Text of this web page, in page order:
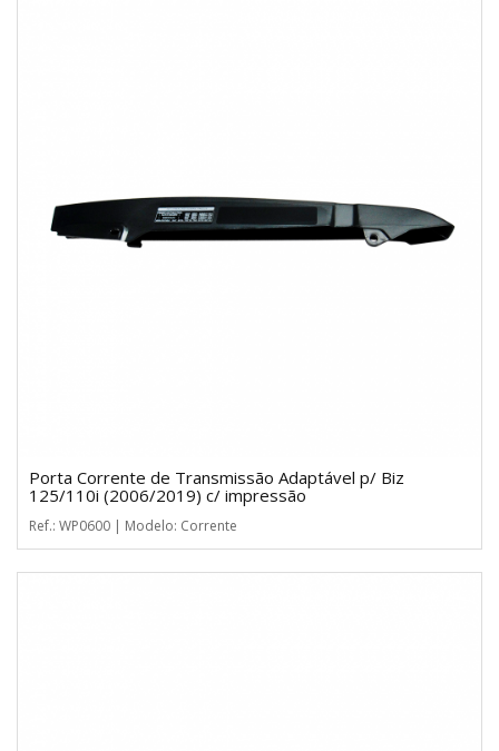
Porta Corrente de Transmissão Adaptável p/ Biz
125/110i (2006/2019) c/ impressão
Ref.: WP0600 | Modelo: Corrente